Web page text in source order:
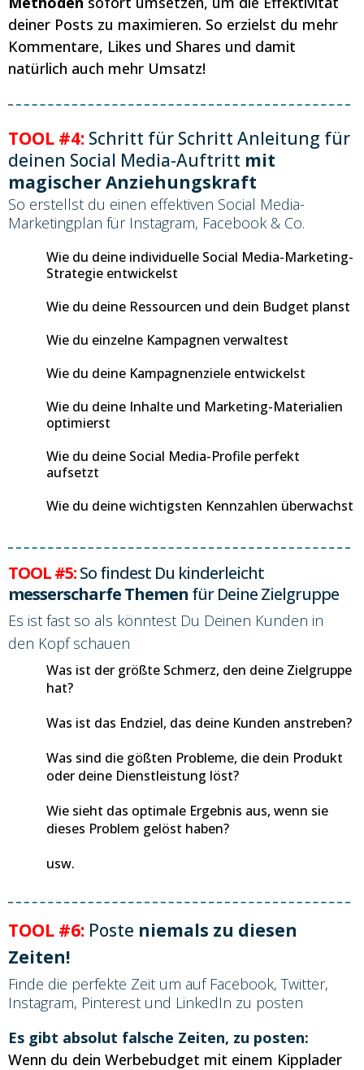
deiner Posts zu maximieren. So erzielst du mehr
Kommentare, Likes und Shares und damit
natürlich auch mehr Umsatz!
TOOL #4: Schritt für Schritt Anleitung für
deinen Social Media-Auftritt mit
magischer Anziehungskraft
So erstellst du einen effektiven Social Media-
Marketingplan für Instagram, Facebook & Co.
Wie du deine individuelle Social Media-Marketing-
Strategie entwickelst
Wie du deine Ressourcen und dein Budget planst
Wie du einzelne Kampagnen verwaltest
Wie du deine Kampagnenziele entwickelst
Wie du deine Inhalte und Marketing-Materialien
optimierst
Wie du deine Social Media-Profile perfekt
aufsetzt
Wie du deine wichtigsten Kennzahlen überwachst
TOOL #5:So findest Du kinderleicht
messerscharfe Themen für Deine Zielgruppe
Es ist fast so als könntest Du Deinen Kunden in
den Kopf schauen
Was ist der größte Schmerz, den deine Zielgruppe
hat?
Was ist das Endziel, das deine Kunden anstreben?
Was sind die gößten Probleme, die dein Produkt
oder deine Dienstleistung löst?
Wie sieht das optimale Ergebnis aus, wenn sie
dieses Problem gelöst haben?
usw.
TOOL #6: Poste niemals zu diesen
Zeiten!
Finde die perfekte Zeit um auf Facebook, Twitter,
Instagram, Pinterest und LinkedIn zu posten
Es gibt absolut falsche Zeiten, zu posten:
Wenn du dein Werbebudget mit einem Kipplader